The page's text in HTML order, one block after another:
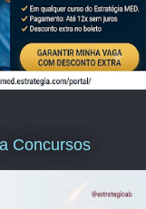
Concursos